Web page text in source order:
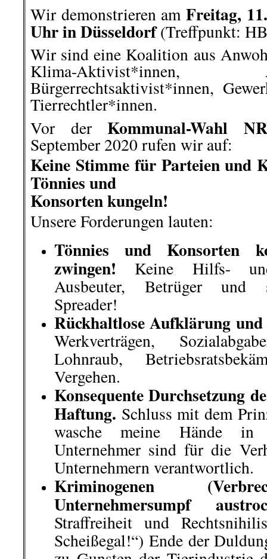
PHW, Danish Crown u.a.
Schienenabindungen)!
Tönnies und Co. dicht
der Tierindustrie! Die
Konsorten sind nicht auf
vertretbare und nachhaltige
gilt für Aufzucht- und
Schluss mit Preis- und
Lebensmittel-Produktion.
zukunftsfähige
Landwirt*innen!
Dieser Rückblick erhebt
Verlinkte- und mit Namen
nicht in allen Punkten der
Die Redaktion freut
und bittet um Texte
eMail:
[/hide-this-par
└ Schlagwörter:Allgemein
Arbeiterklasse, Ausland, Berlin-Mitte
das ist gut so!
Boykottiert Kamps!
Belarus stört Internetzugang,III. Weg,
Klassenjustiz,kommentierbare
Literatur,
Mahnwache gegen Stuttgart
Datenschutzbehörde stoppt Jobcenter-
Gesellschaft,Polizeiwillkür,Rechte
Grundschulen tätig
,Roter Morgen,
weiter!,Soziales ,Stuttgart:
Bewegung
Wochenrückblick